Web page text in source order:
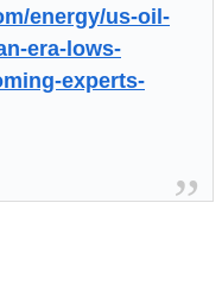
energy/us-oil-
era-lows-
experts-